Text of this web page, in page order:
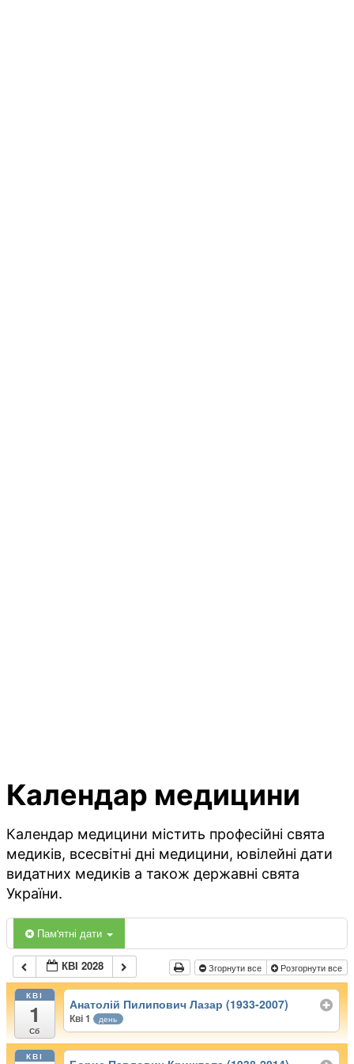
Календар медицини
Календар медицини містить професійні свята
медиків, всесвітні дні медицини, ювілейні дати
видатних медиків а також державні свята
України.
Пам'ятні дати
КВІ 2028 Згорнути все Розгорнути все
КВІ
1
Сб
Анатолій Пилипович Лазар (1933-2007)
Кві 1 день
КВІ